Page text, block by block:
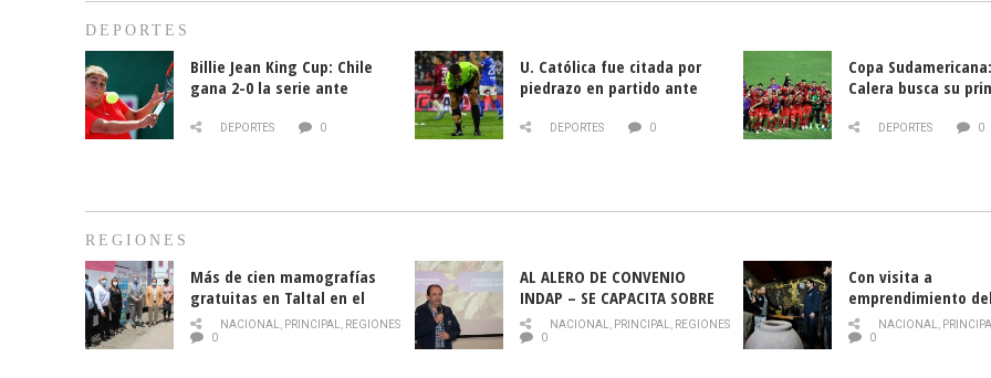
DEPORTES
Billie Jean King Cup: Chile
gana 2-0 la serie ante
DEPORTES 0
U. Católica fue citada por
piedrazo en partido ante
DEPORTES 0
Copa
Calera busca su
DEPORTES 0
REGIONES
Más de cien mamografías
gratuitas en Taltal en el
mes de la prevención del
cáncer de mama
NACIONAL, PRINCIPAL, REGIONES
0
AL ALERO DE CONVENIO
INDAP – SE CAPACITA SOBRE
PLAGA DROSOPHILA SUZUKII
NACIONAL, PRINCIPAL, REGIONES
0
Con visita a
emprendimiento
y llamado al
historia campesina
NACIONAL,
0